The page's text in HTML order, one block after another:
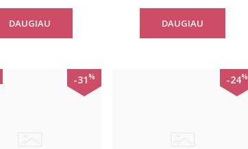
DAUGIAU DAUGIAU
-31% -24%